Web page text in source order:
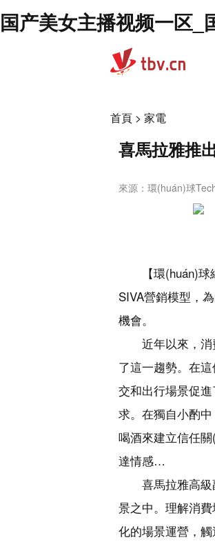
国产美女主播视频一区_
首頁 > 家電
喜馬拉雅推
來源： 環(huán)球
【環(huán)
SIVA營銷模型，
機會。
近年以來，
了這一趨勢。在
交和出行場景促
求。在獨自小酌
喝酒來建立信任
達情感…
喜馬拉雅高
景之中。理解消
化的場景運營，觸